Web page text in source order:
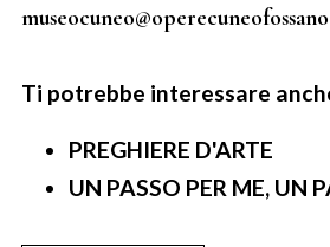
Ti potrebbe interessare
PREGHIERE D'ARTE
UN PASSO PER ME, UN